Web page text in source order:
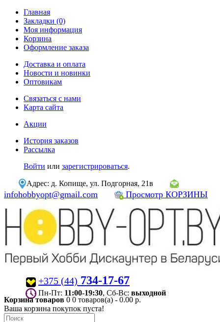
Главная
Закладки (0)
Моя информация
Корзина
Оформление заказа
Доставка и оплата
Новости и новинки
Оптовикам
Связаться с нами
Карта сайта
Акции
История заказов
Рассылка
Войти или зарегистрироваться.
Адрес: д. Копище, ул. Подгорная, 21в
infohobbyopt@gmail.com Просмотр КОРЗИНЫ
+375 (44) 734-17-67
Пн-Пт: 11:00-19:30 , Сб-Вс: выходной
Корзина товаров 0 0 товаров(а) - 0.00 р.
Ваша корзина покупок пуста!